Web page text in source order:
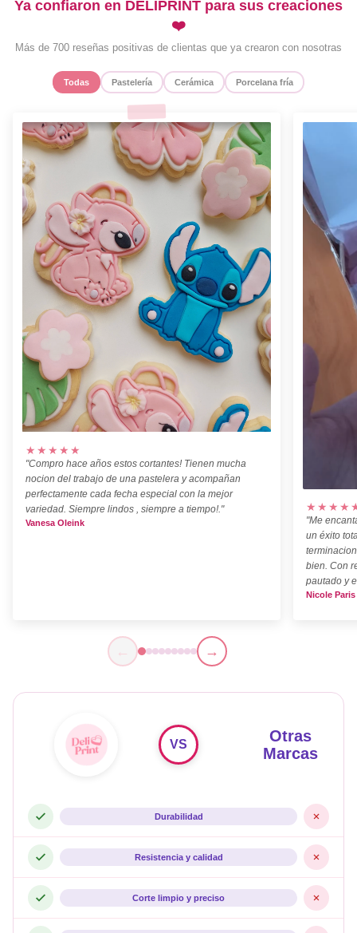
Ya confiaron en DELIPRINT para sus creaciones
❤️
Más de 700 reseñas positivas de clientas que ya crearon con nosotras
Todas Pastelería Cerámica Porcelana fría
★★★★★
"Compro hace años estos cortantes! Tienen mucha
nocion del trabajo de una pastelera y acompañan
perfectamente cada fecha especial con la mejor
variedad. Siempre lindos , siempre a tiempo!."
Vanesa Oleink
"Me
un éxito
bien. Con
pautado y
Nicole Paris
← →
Otras
Marcas
VS
Durabilidad
Resistencia y calidad
Corte limpio y preciso